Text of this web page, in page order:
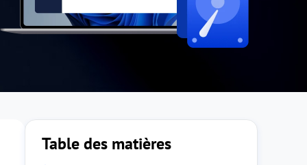
Table des matières